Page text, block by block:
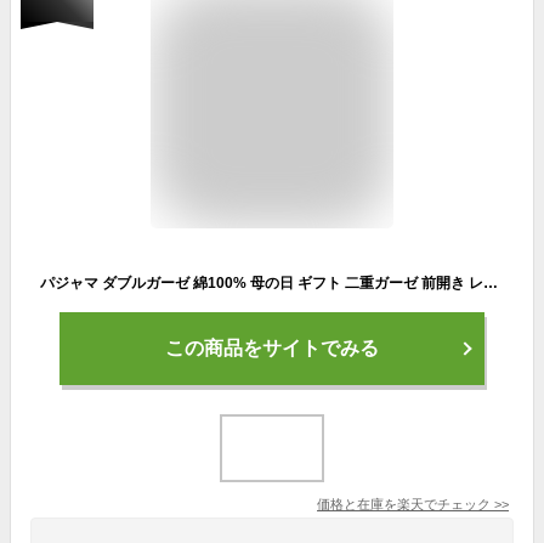
パジャマ ダブルガーゼ 綿100% 母の日 ギフト 二重ガーゼ 前開き レディース プレゼント 敏感肌 肌にやさしい ガーゼパジャマ 女性用 長袖 コットン100% 花柄 大きめボタン 春夏 贈り物 長袖 誕生日 母親 70代 80代 90代 シニア 高齢者 介護 施設 入院 婦人用 母の日
この商品をサイトでみる
価格と在庫を楽天でチェック >>